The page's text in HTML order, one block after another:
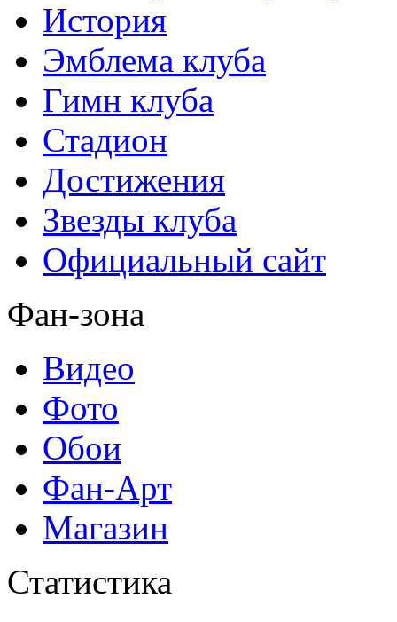
История
Эмблема клуба
Гимн клуба
Стадион
Достижения
Звезды клуба
Официальный сайт
Фан-зона
Видео
Фото
Обои
Фан-Арт
Магазин
Статистика